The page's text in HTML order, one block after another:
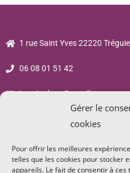
Gérer le
cookies
Pour offrir les meilleures
telles que les cookies pour stocker
appareils. Le fait de consentir à
1 rue Saint Yves 22220
06 08 01 51 42
jsp.sigalane@gmail.com